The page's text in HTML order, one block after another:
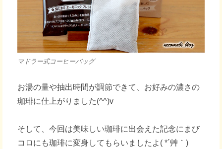
マドラー式コーヒーバッグ
お湯の量や抽出時間が調節できて、お好みの濃さの
珈琲に仕上がりました(^^)v
そして、今回は美味しい珈琲に出会えた記念にまび
コロにも珈琲に変身してもらいましたよ( *´艸｀)